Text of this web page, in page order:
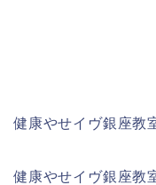
健康やせイヴ銀座教
健康やせイヴ銀座教